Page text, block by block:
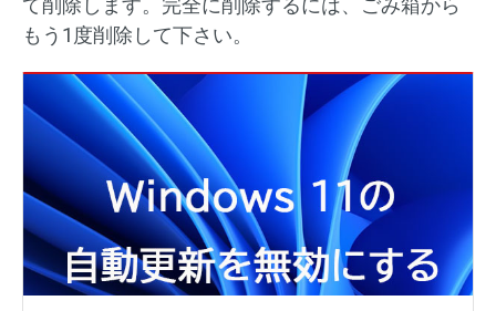
て削除します。完全に削除するには、ごみ箱から
もう1度削除して下さい。